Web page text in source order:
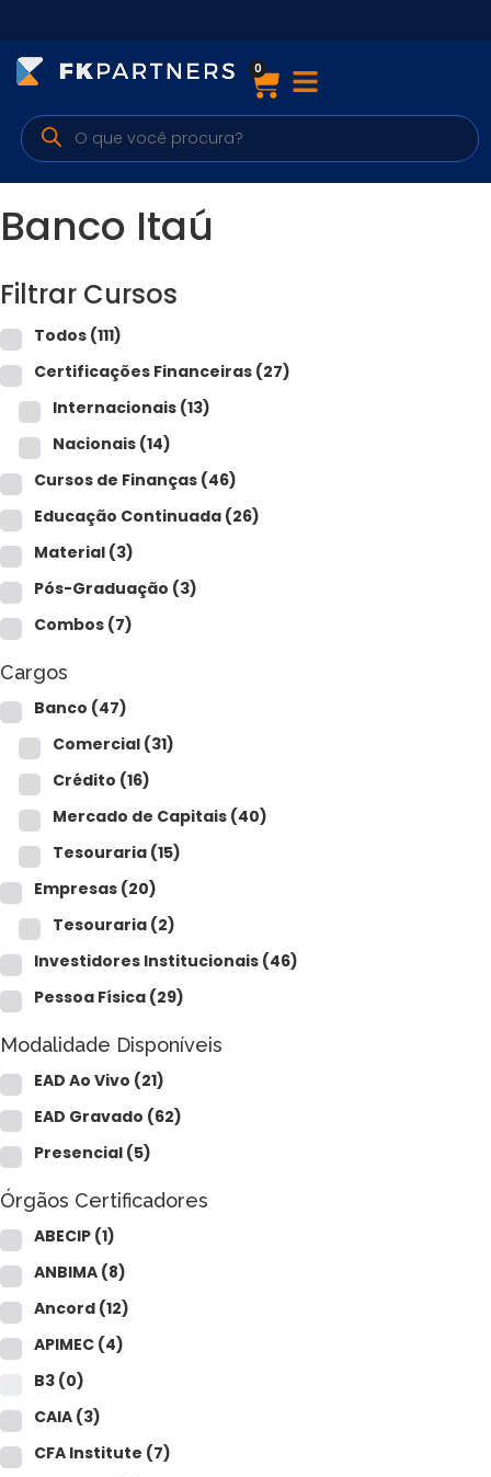
Cursos
Preparatórios Nacionais
Internacionais
Finanças & Edu. Continuada
Por atuação
Sobre nós
Para empresas
0
Banco Itaú
Filtrar Cursos
Todos (111)
Certificações Financeiras (27)
Internacionais (13)
Nacionais (14)
Cursos de Finanças (46)
Educação Continuada (26)
Material (3)
Pós-Graduação (3)
Combos (7)
Cargos
Banco (47)
Comercial (31)
Crédito (16)
Mercado de Capitais (40)
Tesouraria (15)
Empresas (20)
Tesouraria (2)
Investidores Institucionais (46)
Pessoa Física (29)
Modalidade Disponíveis
EAD Ao Vivo (21)
EAD Gravado (62)
Presencial (5)
Órgãos Certificadores
ABECIP (1)
ANBIMA (8)
Ancord (12)
APIMEC (4)
B3 (0)
CAIA (3)
CFA Institute (7)